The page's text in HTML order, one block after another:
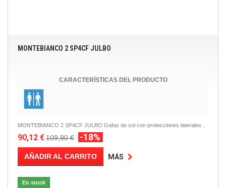
MONTEBIANCO 2 SP4CF JULBO
CARACTERÍSTICAS DEL PRODUCTO
MONTEBIANCO 2 SP4CF JULBO Gafas de sol con protecciones laterales...
90,12 €109,90 € -18%
AÑADIR AL CARRITO MÁS
En stock